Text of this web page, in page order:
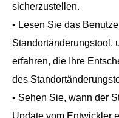
sicherzustellen.
• Lesen Sie das
Standortänderungstool,
erfahren, die Ihre
des
• Sehen Sie, wann der